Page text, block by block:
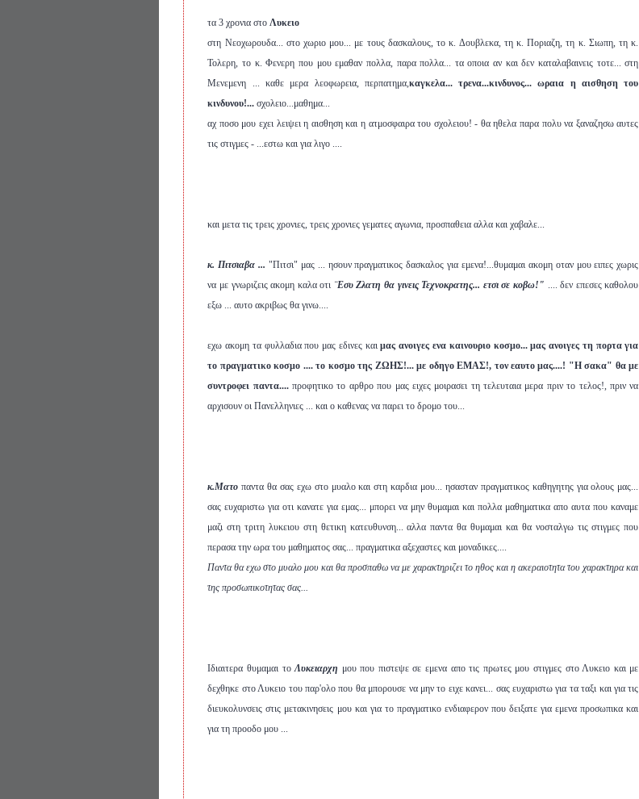
τα 3 χρονια στοΛυκειο
στη Νεοχωρουδα... στο χωριο μου... με τους δασκαλους, το κ. Δουβλεκα, τη κ. Ποριαζη, τη κ. Σιωπη, τη κ.
Τολερη, το κ. Φενερη που μου εμαθαν πολλα, παρα πολλα... τα οποια αν και δεν καταλαβαινεις τοτε... στη
Μενεμενη ... καθε μερα λεοφωρεια, περπατημα,καγκελα... τρενα...κινδυνος... ωραια η αισθηση του
κινδυνου!... σχολειο...μαθημα...
αχ ποσο μου εχει λειψει η αισθηση και η ατμοσφαιρα του σχολειου! - θα ηθελα παρα πολυ να ξαναζησω αυτες
τις στιγμες - ...εστω και για λιγο ....
και μετα τις τρεις χρονιες, τρεις χρονιες γεματες αγωνια, προσπαθεια αλλα και χαβαλε...
κ. Πιτσιαβα ... "Πιτσι" μας ... ησουν πραγματικος δασκαλος για εμενα!...θυμαμαι ακομη οταν μου ειπες χωρις
να με γνωριζεις ακομη καλα οτι ¨Εσυ Ζλατη θα γινεις Τεχνοκρατης... ετσι σε κοβω!" .... δεν επεσες καθολου
εξω ... αυτο ακριβως θα γινω....
εχω ακομη τα φυλλαδια που μας εδινες καιμας ανοιγες ενα καινουριο κοσμο... μας ανοιγες τη πορτα για
το πραγματικο κοσμο ....το κοσμο της ΖΩΗΣ!... με οδηγο ΕΜΑΣ!, τον εαυτο μας....! "Η σακα" θα με
συντροφει παντα....προφητικο το αρθρο που μας ειχες μοιρασει τη τελευταια μερα πριν το τελος!, πριν να
αρχισουν οι Πανελληνιες ... και ο καθενας να παρει το δρομο του...
κ.Ματο παντα θα σας εχω στο μυαλο και στη καρδια μου... ησασταν πραγματικος καθηγητης για ολους μας...
σας ευχαριστω για οτι κανατε για εμας... μπορει να μην θυμαμαι και πολλα μαθηματικα απο αυτα που καναμε
μαζι στη τριτη λυκειου στη θετικη κατευθυνση... αλλα παντα θα θυμαμαι και θα νοσταλγω τις στιγμες που
περασα την ωρα του μαθηματος σας... πραγματικα αξεχαστες και μοναδικες....
Παντα θα εχω στο μυαλο μου και θα προσπαθω να με χαρακτηριζει το ηθος και η ακεραιοτητα του χαρακτηρα και
της προσωπικοτητας σας...
Ιδιαιτερα θυμαμαι τοΛυκειαρχη μου που πιστεψε σε εμενα απο τις πρωτες μου στιγμες στο Λυκειο και με
δεχθηκε στο Λυκειο του παρ'ολο που θα μπορουσε να μην το ειχε κανει... σας ευχαριστω για τα ταξι και για τις
διευκολυνσεις στις μετακινησεις μου και για το πραγματικο ενδιαφερον που δειξατε για εμενα προσωπικα και
για τη προοδο μου ...